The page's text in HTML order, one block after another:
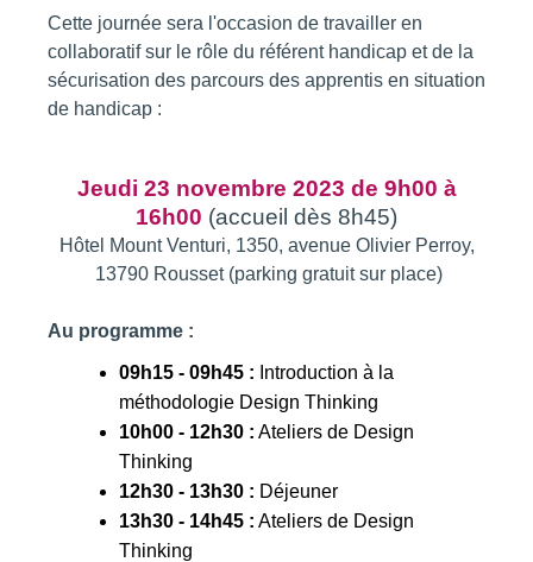
Cette journée sera l'occasion de travailler en
collaboratif sur le rôle du référent handicap et de la
sécurisation des parcours des apprentis en situation
de handicap :
Jeudi 23 novembre 2023 de 9h00 à
16h00 (accueil dès 8h45)
Hôtel Mount Venturi, 1350, avenue Olivier Perroy,
13790 Rousset (parking gratuit sur place)
Au programme :
09h15 - 09h45 : Introduction à la
méthodologie Design Thinking
10h00 - 12h30 : Ateliers de Design
Thinking
12h30 - 13h30 : Déjeuner
13h30 - 14h45 : Ateliers de Design
Thinking